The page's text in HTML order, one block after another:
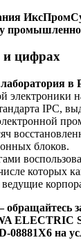
и цифрах
в
электроники
IPC,
блоков.
которых
ведущие
ELECTRIC
08881X6 на